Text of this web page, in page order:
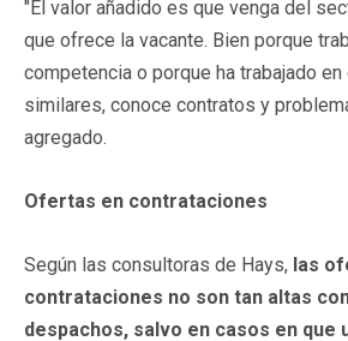
"El valor añadido es que venga del
que ofrece la vacante. Bien porque
competencia o porque ha trabajado
similares, conoce contratos y
agregado.
Ofertas en contrataciones
Según las consultoras de Hays, las
contrataciones no son tan altas
despachos, salvo en casos en que